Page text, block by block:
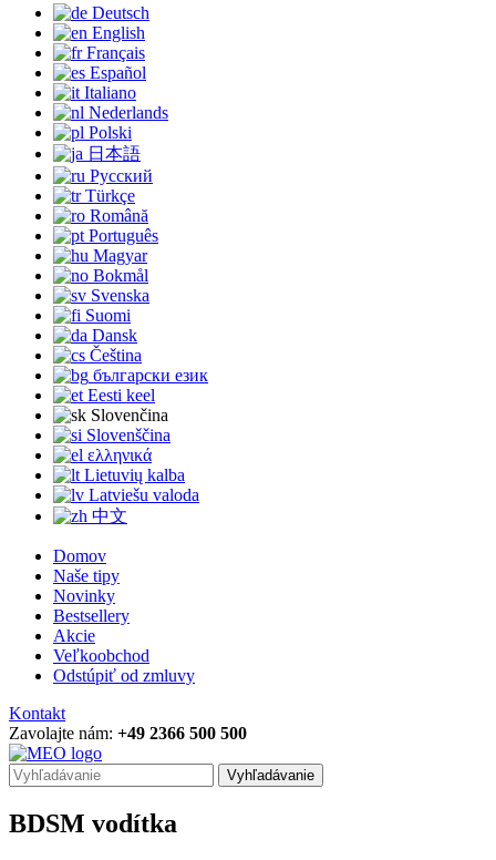
Deutsch
English
Français
Español
Italiano
Nederlands
Polski
日本語
Русский
Türkçe
Română
Português
Magyar
Bokmål
Svenska
Suomi
Dansk
Čeština
български език
Eesti keel
Slovenčina
Slovenščina
ελληνικά
Lietuvių kalba
Latviešu valoda
中文
Domov
Naše tipy
Novinky
Bestsellery
Akcie
Veľkoobchod
Odstúpiť od zmluvy
Kontakt
Zavolajte nám: +49 2366 500 500
Vyhľadávanie
BDSM vodítka